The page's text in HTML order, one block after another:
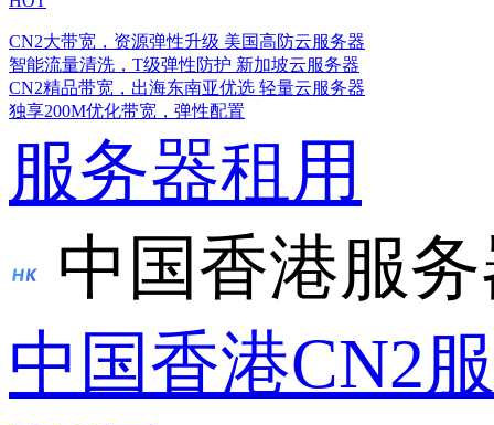
CN2大带宽，资源弹性升级 美国高防云服务器
智能流量清洗，T级弹性防护 新加坡云服务器
CN2精品带宽，出海东南亚优选 轻量云服务器
独享200M优化带宽，弹性配置
服务器租用
中国香港服
中国香港CN2